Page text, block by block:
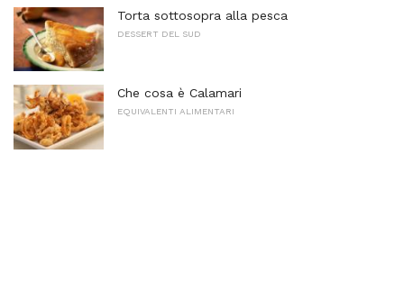
Torta sottosopra alla pesca
DESSERT DEL SUD
Che cosa è Calamari
EQUIVALENTI ALIMENTARI